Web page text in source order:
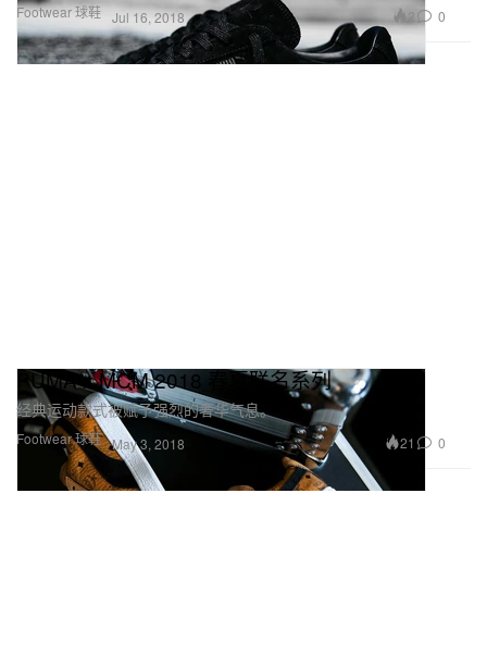
Footwear 球鞋 Jul 16, 2018 2 0
Footwear 球鞋
PUMA x MCM 2018 春夏联名系列
经典运动款式被赋予强烈的奢华气息。
May 3, 2018 21 0